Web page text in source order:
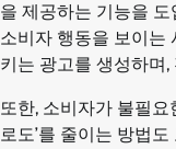
을 제공하는 기능을
소비자 행동을 보이는
키는 광고를 생성하며
또한, 소비자가 불필요
로도’를 줄이는 방법